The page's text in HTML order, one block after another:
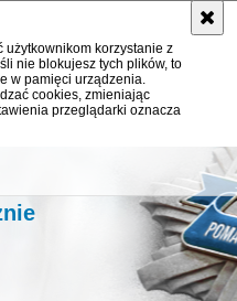
użytkownikom korzystanie z
nie blokujesz tych plików, to
w pamięci urządzenia.
cookies, zmieniając
przeglądarki oznacza